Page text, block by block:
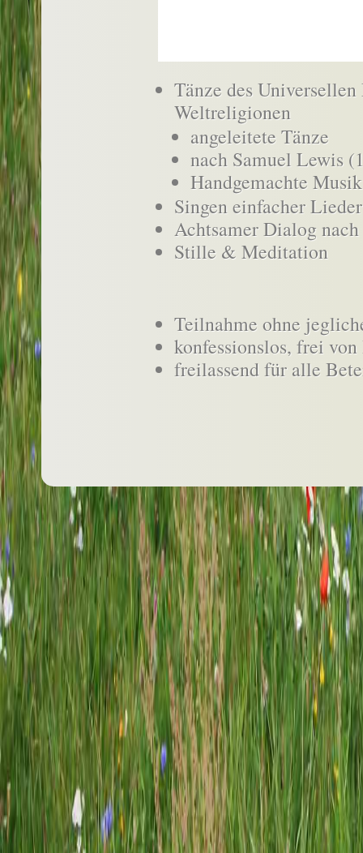
Tänze des
Weltreligionen
angeleitete Tänze
nach Samuel Lewis
Handgemachte Musik
Singen einfacher Lieder
Achtsamer Dialog
Stille & Meditation
Teilnahme ohne
konfessionslos, frei von
freilassend für alle